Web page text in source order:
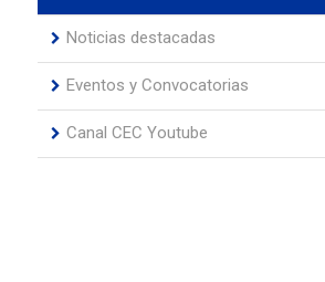
Noticias destacadas
Eventos y Convocatorias
Canal CEC Youtube